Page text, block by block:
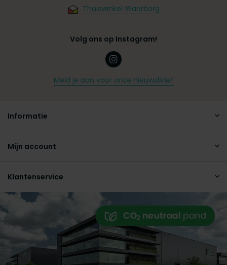
Thuiswinkel Waarborg
Volg ons op Instagram!
Meld je aan voor onze nieuwsbrief
Informatie
Mijn account
Klantenservice